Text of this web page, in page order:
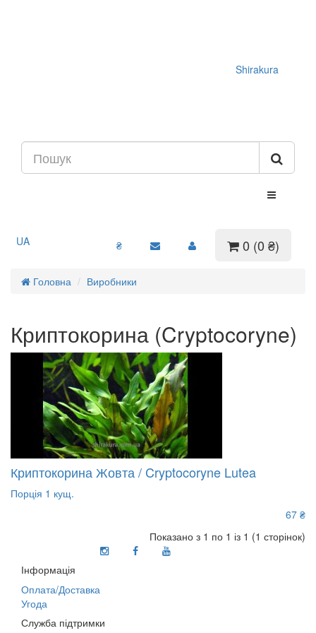
Shirakura
UA ₴ 0 (0 ₴)
Головна Виробники
Криптокорина (Cryptocoryne)
Криптокорина Жовта / Cryptocoryne Lutea
Порція 1 кущ.
67 ₴
Показано з 1 по 1 із 1 (1 сторінок)
Інформація
Оплата/Доставка
Угода
Служба підтримки